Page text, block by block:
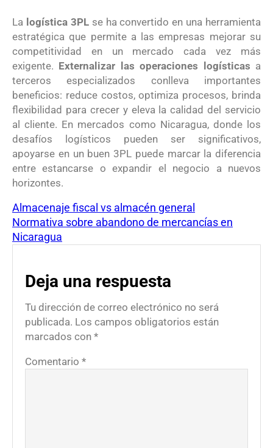
La logística 3PLse ha convertido en una herramienta
estratégica que permite a las empresas mejorar su
competitividad en un mercado cada vez más
exigente. Externalizar las operaciones logísticas a
terceros especializados conlleva importantes
beneficios: reduce costos, optimiza procesos, brinda
flexibilidad para crecer y eleva la calidad del servicio
al cliente. En mercados como Nicaragua, donde los
desafíos logísticos pueden ser significativos,
apoyarse en un buen 3PL puede marcar la diferencia
entre estancarse o expandir el negocio a nuevos
horizontes.
Almacenaje fiscal vs almacén general
Normativa sobre abandono de mercancías en
Nicaragua
Deja una respuesta
Tu dirección de correo electrónico no será
publicada. Los campos obligatorios están
marcados con *
Comentario *